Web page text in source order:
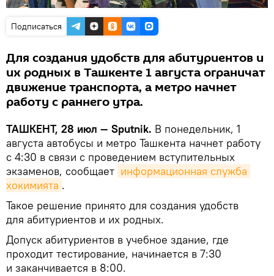
Подписаться
Для создания удобств для абитуриентов и
их родных в Ташкенте 1 августа ограничат
движение транспорта, а метро начнет
работу с раннего утра.
ТАШКЕНТ, 28 июл — Sputnik. В понедельник, 1
августа автобусы и метро Ташкента начнет работу
с 4:30 в связи с проведением вступительных
экзаменов, сообщает информационная служба
хокимията .
Такое решение принято для создания удобств
для абитуриентов и их родных.
Допуск абитуриентов в учебное здание, где
проходит тестирование, начинается в 7:30
и заканчивается в 8:00.